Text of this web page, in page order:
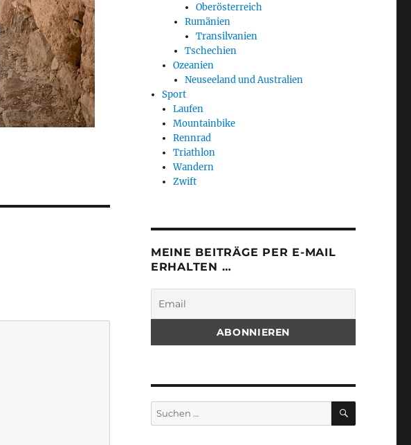
Oberösterreich
Rumänien
Transilvanien
Tschechien
Ozeanien
Neuseeland und Australien
Sport
Laufen
Mountainbike
Rennrad
Triathlon
Wandern
Zwift
MEINE BEITRÄGE PER E-MAIL
ERHALTEN …
Suchen
nach:
SUCHEN